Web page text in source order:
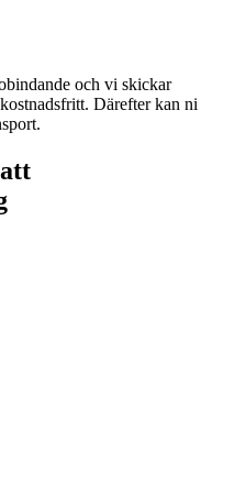
och vi skickar
Därefter kan ni